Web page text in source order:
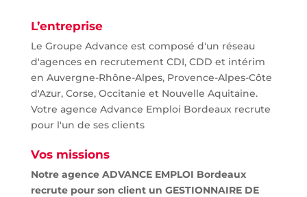
L’entreprise
Le Groupe Advance est composé d'un réseau
d'agences en recrutement CDI, CDD et intérim
en Auvergne-Rhône-Alpes, Provence-Alpes-Côte
d'Azur, Corse, Occitanie et Nouvelle Aquitaine.
Votre agence Advance Emploi Bordeaux recrute
pour l'un de ses clients
Vos missions
Notre agence ADVANCE EMPLOI Bordeaux
recrute pour son client un GESTIONNAIRE DE